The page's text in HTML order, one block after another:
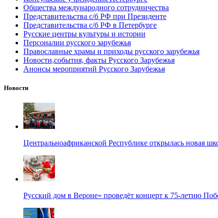
Общества международного сотрудничества
Представительства с/б РФ при Президенте
Представительства с/б РФ в Петербурге
Русские центры культуры и истории
Персоналии русского зарубежья
Православные храмы и приходы русского зарубежья
Новости,события, факты Русского Зарубежья
Анонсы мероприятий Русского Зарубежья
Новости
Центральноафриканской Республике открылась новая
Русский дом в Вероне» проведёт концерт к 75-летию